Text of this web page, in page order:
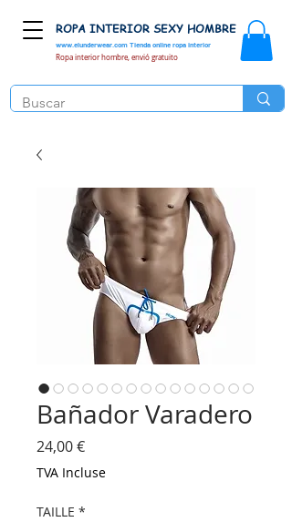
www.elunderwear.com Tienda online ropa interior
ROPA INTERIOR SEXY HOMBRE
Ropa interior hombre, envió gratuito
Bañador Varadero
24,00 €Prix
TVA Incluse
TAILLE *